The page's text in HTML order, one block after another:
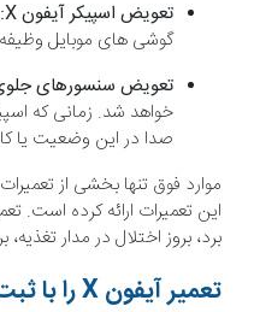
تعویض اسپیکر آیفونX
:
گوشی های موبایل وظیفه
تعویض سنسورهای
خواهد شد. زمانی که
صدا در این وضعیت یا
برد، بروز اختلال در مدار
تعمیر آیفونXرا با